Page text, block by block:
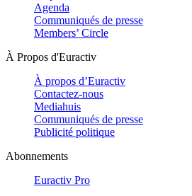
Agenda
Communiqués de presse
Members’ Circle
À Propos d'Euractiv
À propos d’Euractiv
Contactez-nous
Mediahuis
Communiqués de presse
Publicité politique
Abonnements
Euractiv Pro